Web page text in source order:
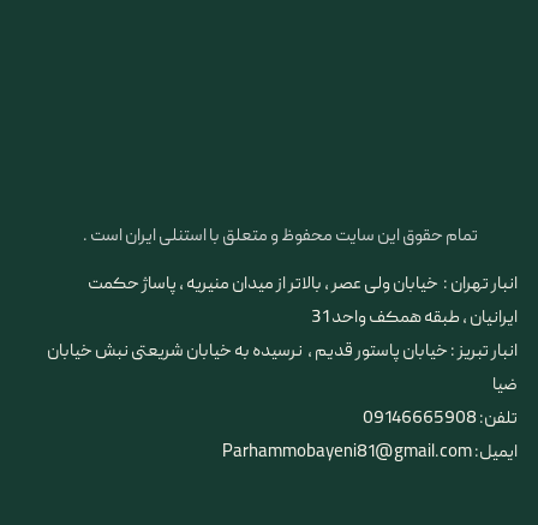
تمام حقوق این سایت محفوظ و متعلق با استنلی ایران است .
انبار تهران : خیابان ولی عصر ، بالاتر از میدان منیریه ، پاساژ حکمت
ایرانیان ، طبقه همکف واحد 31
​​​​​​​انبار تبریز : خیابان پاستور قدیم ، نرسیده به خیابان شریعتی نبش خیابان
ضیا
تلفن: 09146665908
ایمیل: Parhammobayeni81@gmail.com